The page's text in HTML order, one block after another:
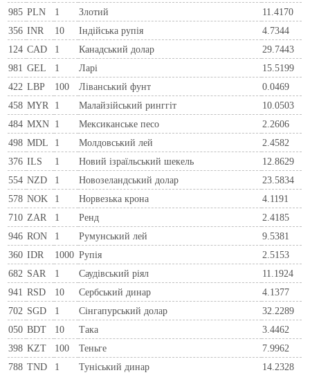
985 PLN 1 Злотий
11.4170
356 INR 10 Індійська рупія
4.7344
124 CAD 1 Канадський долар
29.7443
981 GEL 1 Ларi
15.5199
422 LBP 100 Ліванський фунт
0.0469
458 MYR 1 Малайзійський ринггіт
10.0503
484 MXN 1 Мексиканське песо
2.2606
498 MDL 1 Молдовський лей
2.4582
376 ILS 1 Новий ізраїльський шекель
12.8629
554 NZD 1 Новозеландський долар
23.5834
578 NOK 1 Норвезька крона
4.1191
710 ZAR 1 Ренд
2.4185
946 RON 1 Румунський лей
9.5381
360 IDR 1000 Рупія
2.5153
682 SAR 1 Саудівський ріял
11.1924
941 RSD 10 Сербський динар
4.1377
702 SGD 1 Сінгапурський долар
32.2289
050 BDT 10 Така
3.4462
398 KZT 100 Теньге
7.9962
788 TND 1 Туніський динар 14.2328